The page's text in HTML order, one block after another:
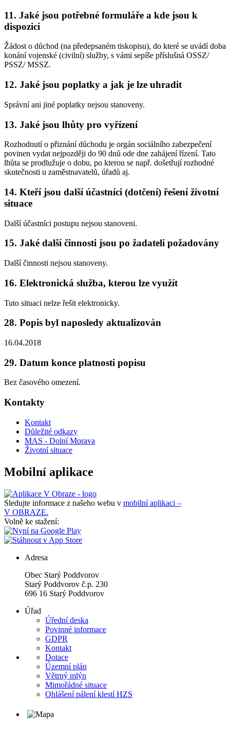
11. Jaké jsou potřebné formuláře a kde jsou k
dispozici
Žádost o důchod (na předepsaném tiskopisu), do které se uvádí doba
konání vojenské (civilní) služby, s vámi sepíše příslušná OSSZ/
PSSZ/ MSSZ.
12. Jaké jsou poplatky a jak je lze uhradit
Správní ani jiné poplatky nejsou stanoveny.
13. Jaké jsou lhůty pro vyřízení
Rozhodnutí o přiznání důchodu je orgán sociálního zabezpečení
povinen vydat nejpozději do 90 dnů ode dne zahájení řízení. Tato
lhůta se prodlužuje o dobu, po kterou se např. došetřují rozhodné
skutečnosti u zaměstnavatelů, úřadů aj.
14. Kteří jsou další účastníci (dotčení) řešení životní
situace
Další účastníci postupu nejsou stanoveni.
15. Jaké další činnosti jsou po žadateli požadovány
Další činnosti nejsou stanoveny.
16. Elektronická služba, kterou lze využít
Tuto situaci nelze řešit elektronicky.
28. Popis byl naposledy aktualizován
16.04.2018
29. Datum konce platnosti popisu
Bez časového omezení.
Kontakty
Kontakt
Důležité odkazy
MAS - Dolní Morava
Životní situace
Mobilní aplikace
Sledujte informace z našeho webu v mobilní aplikaci –
V OBRAZE.
Volně ke stažení:
Adresa
Obec Starý Poddvorov
Starý Poddvorov č.p. 230
696 16 Starý Poddvorov
Úřad
Úřední deska
Povinné informace
GDPR
Kontakt
Dotace
Územní plán
Větrný mlýn
Mimořádné situace
Ohlášení pálení klestí HZS